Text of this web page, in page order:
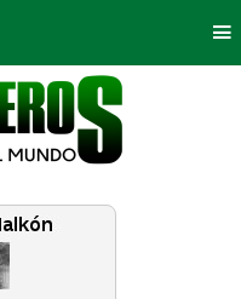
Bogotá
Deportes
Neira